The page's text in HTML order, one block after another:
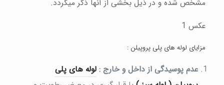
مشخص شده و در ذیل بخشی از آنها ذکر میگردد.
عکس 1
مزایای لوله های پلی پروپیلن :
عدم پوسیدگی از داخل و خارج : لوله های پلی